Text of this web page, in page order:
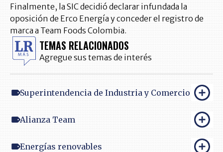
Finalmente, la SIC decidió declarar infundada la
oposición de Erco Energía y conceder el registro de
marca a Team Foods Colombia.
TEMAS RELACIONADOS
Agregue sus temas de interés
Superintendencia de Industria y Comercio
Alianza Team
Energías renovables